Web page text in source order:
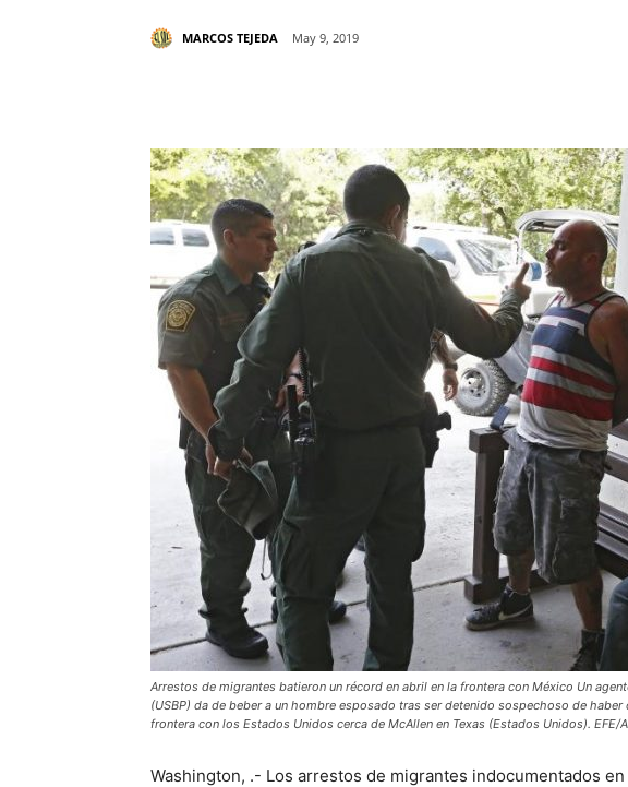
MARCOS TEJEDA May 9, 2019
Arrestos de migrantes batieron un récord en abril en la frontera con México Un
(USBP) da de beber a un hombre esposado tras ser detenido sospechoso de
frontera con los Estados Unidos cerca de McAllen en Texas (Estados Unidos). EFE/
Washington, .- Los arrestos de migrantes indocumentados